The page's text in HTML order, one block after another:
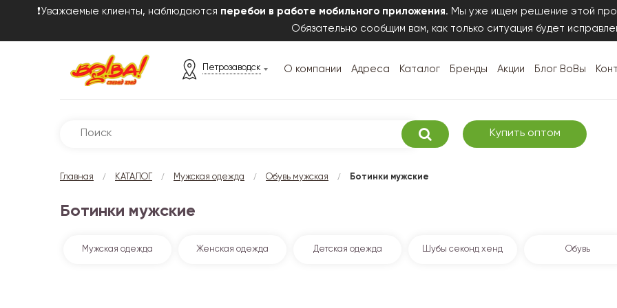
❗Уважаемые клиенты, наблюдаются перебои в работе мобильного приложения. Мы уже ищем решение этой
Обязательно сообщим вам, как только ситуация будет
Петрозаводск О компании Адреса Каталог Бренды Акции Блог ВоВы
Купить оптом
Главная / КАТАЛОГ / Мужская одежда / Обувь мужская / Ботинки мужские
Ботинки мужские
Мужская одежда Женская одежда Детская одежда Шубы секонд хенд Обувь